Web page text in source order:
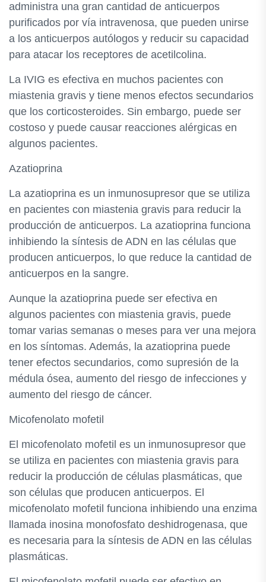
administra una gran cantidad de anticuerpos
purificados por vía intravenosa, que pueden unirse
a los anticuerpos autólogos y reducir su capacidad
para atacar los receptores de acetilcolina.
La IVIG es efectiva en muchos pacientes con
miastenia gravis y tiene menos efectos secundarios
que los corticosteroides. Sin embargo, puede ser
costoso y puede causar reacciones alérgicas en
algunos pacientes.
Azatioprina
La azatioprina es un inmunosupresor que se utiliza
en pacientes con miastenia gravis para reducir la
producción de anticuerpos. La azatioprina funciona
inhibiendo la síntesis de ADN en las células que
producen anticuerpos, lo que reduce la cantidad de
anticuerpos en la sangre.
Aunque la azatioprina puede ser efectiva en
algunos pacientes con miastenia gravis, puede
tomar varias semanas o meses para ver una mejora
en los síntomas. Además, la azatioprina puede
tener efectos secundarios, como supresión de la
médula ósea, aumento del riesgo de infecciones y
aumento del riesgo de cáncer.
Micofenolato mofetil
El micofenolato mofetil es un inmunosupresor que
se utiliza en pacientes con miastenia gravis para
reducir la producción de células plasmáticas, que
son células que producen anticuerpos. El
micofenolato mofetil funciona inhibiendo una enzima
llamada inosina monofosfato deshidrogenasa, que
es necesaria para la síntesis de ADN en las células
plasmáticas.